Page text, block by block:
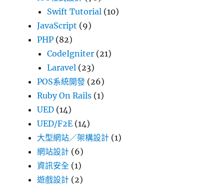
Swift Tutorial (10)
JavaScript (9)
PHP (82)
CodeIgniter (21)
Laravel (23)
POS系統開發 (26)
Ruby On Rails (1)
UED (14)
UED/F2E (14)
大型網站／架構設計 (1)
網站設計 (6)
資訊安全 (1)
遊戲設計 (2)